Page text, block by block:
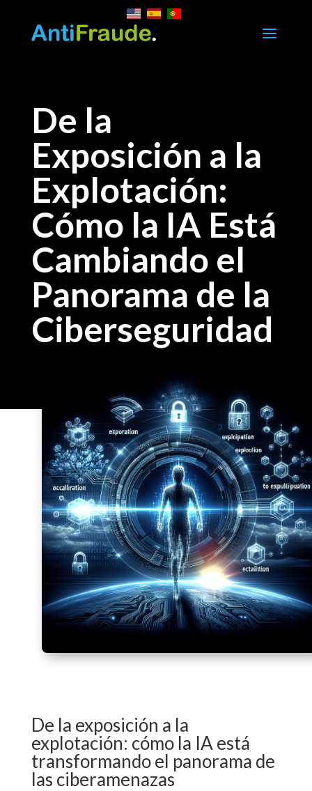
a
De la
Exposición a la
Explotación:
Cómo la IA Está
Cambiando el
Panorama de la
Ciberseguridad
De la exposición a la
explotación: cómo la IA está
transformando el panorama de
las ciberamenazas